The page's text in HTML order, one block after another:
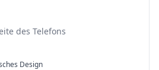
des Telefons
Design